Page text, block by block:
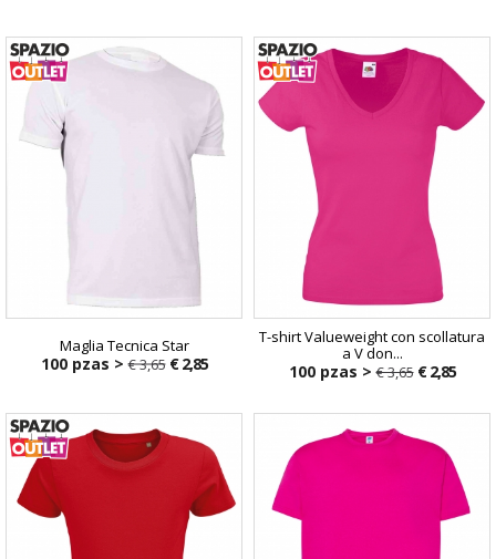
Maglia Tecnica Star
100 pzas >€ 3,65 € 2,85
T-shirt Valueweight con scollatura
a V don...
100 pzas >€ 3,65 € 2,85